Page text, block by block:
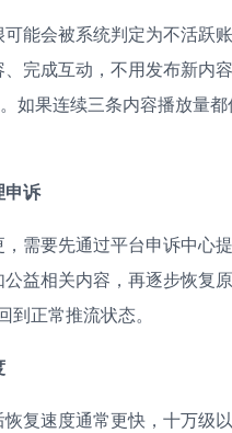
能会被系统判定为不活跃
完成互动，不用发布新内
如果连续三条内容播放量
申诉
需要先通过平台申诉中心
益相关内容，再逐步恢复
正常推流状态。
复速度通常更快，十万级